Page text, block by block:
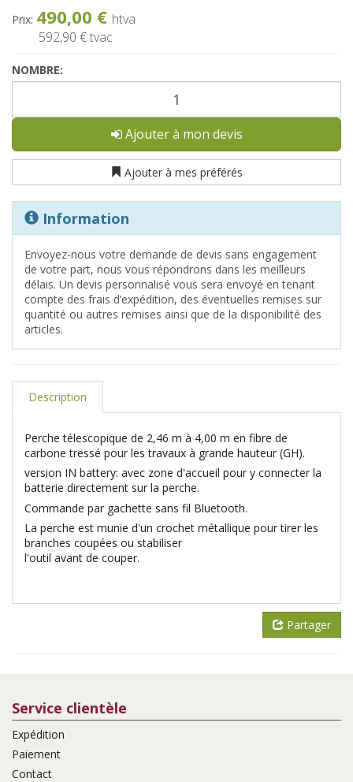
Prix: 490,00 € htva
592,90 €tvac
NOMBRE:
Ajouter à mon devis
Ajouter à mes préférés
Information
Envoyez-nous votre demande de devis sans engagement
de votre part, nous vous répondrons dans les meilleurs
délais. Un devis personnalisé vous sera envoyé en tenant
compte des frais d’expédition, des éventuelles remises sur
quantité ou autres remises ainsi que de la disponibilité des
articles.
Description
Perche télescopique de 2,46 m à 4,00 m en fibre de
carbone tressé pour les travaux à grande hauteur (GH).
version IN battery: avec zone d'accueil pour y connecter la
batterie directement sur la perche.
Commande par gachette sans fil Bluetooth.
La perche est munie d'un crochet métallique pour tirer les
branches coupées ou stabiliser
l'outil avant de couper.
Partager
Service clientèle
Expédition
Paiement
Contact